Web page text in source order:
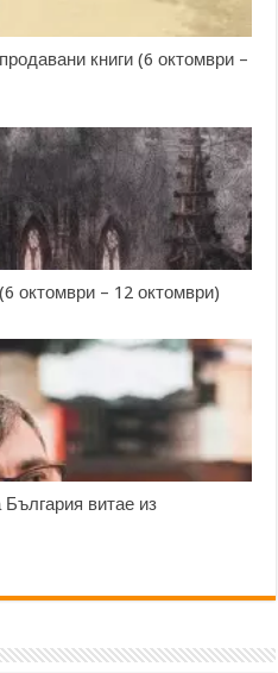
книги (6 октомври –
октомври – 12 октомври)
витае из